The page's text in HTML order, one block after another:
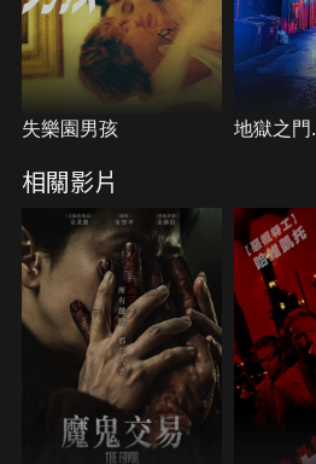
失樂園男孩 地獄之門.
相關影片